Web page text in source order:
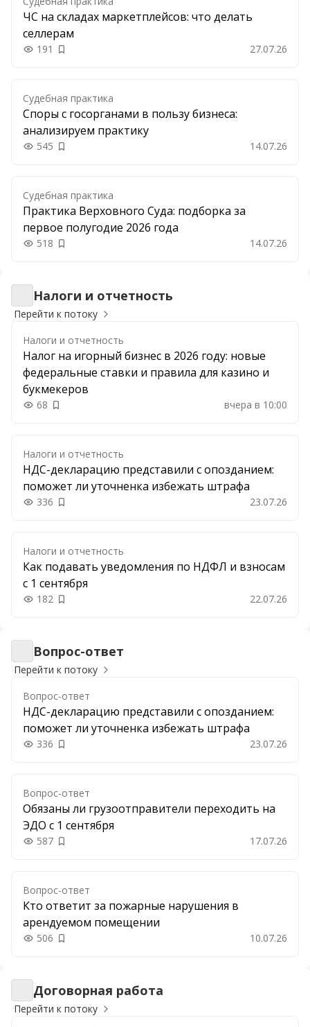
ЧС на складах маркетплейсов: что делать
селлерам
191 Добавить в закладки 27.07.26
Судебная практика
Споры с госорганами в пользу бизнеса:
анализируем практику
545 Добавить в закладки 14.07.26
Судебная практика
Практика Верховного Суда: подборка за
первое полугодие 2026 года
518 Добавить в закладки 14.07.26
Налоги и отчетность
Налоги и отчетность
Перейти к потоку
Налоги и отчетность
Налог на игорный бизнес в 2026 году: новые
федеральные ставки и правила для казино и
букмекеров
68 Добавить в закладки вчера в 10:00
Налоги и отчетность
НДС-декларацию представили с опозданием:
поможет ли уточненка избежать штрафа
336 Добавить в закладки 23.07.26
Налоги и отчетность
Как подавать уведомления по НДФЛ и взносам
с 1 сентября
182 Добавить в закладки 22.07.26
Вопрос-ответ
Вопрос-ответ
Перейти к потоку
Вопрос-ответ
НДС-декларацию представили с опозданием:
поможет ли уточненка избежать штрафа
336 Добавить в закладки 23.07.26
Вопрос-ответ
Обязаны ли грузоотправители переходить на
ЭДО с 1 сентября
587 Добавить в закладки 17.07.26
Вопрос-ответ
Кто ответит за пожарные нарушения в
арендуемом помещении
506 Добавить в закладки 10.07.26
Договорная работа
Договорная работа
Перейти к потоку